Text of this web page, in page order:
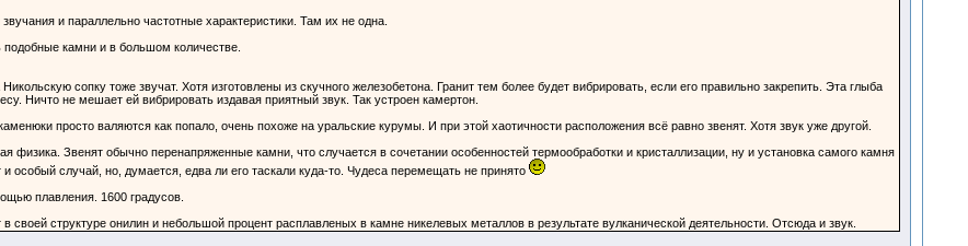
и параллельно частотные характеристики. Там их не одна.
камни и в большом количестве.
сопку тоже звучат. Хотя изготовлены из скучного железобетона. Гранит тем более будет вибрировать, если его правильно закрепить. Эта глыба
Ничто не мешает ей вибрировать издавая приятный звук. Так устроен камертон.
просто валяются как попало, очень похоже на уральские курумы. И при этой хаотичности расположения всё равно звенят. Хотя звук уже другой.
физика. Звенят обычно перенапряженные камни, что случается в сочетании особенностей термообработки и кристаллизации, ну и установка самого камня
особый случай, но, думается, едва ли его таскали куда-то. Чудеса перемещать не принято
плавления. 1600 градусов.
своей структуре онилин и небольшой процент расплавленых в камне никелевых металлов в результате вулканической деятельности. Отсюда и звук.